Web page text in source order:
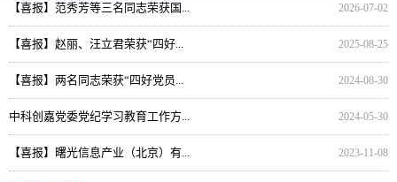
【喜报】范秀芳等三名同志荣获国... 2026-07-02
【喜报】赵丽、汪立君荣获“四好... 2025-08-25
【喜报】两名同志荣获“四好党员... 2024-08-30
中科创嘉党委党纪学习教育工作方... 2024-05-30
【喜报】曙光信息产业（北京）有... 2023-11-08